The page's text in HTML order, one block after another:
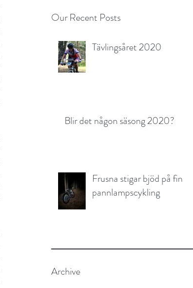
Our Recent Posts
Tävlingsåret 2020
Blir det någon säsong 2020?
Frusna stigar bjöd på fin
pannlampscykling
Archive